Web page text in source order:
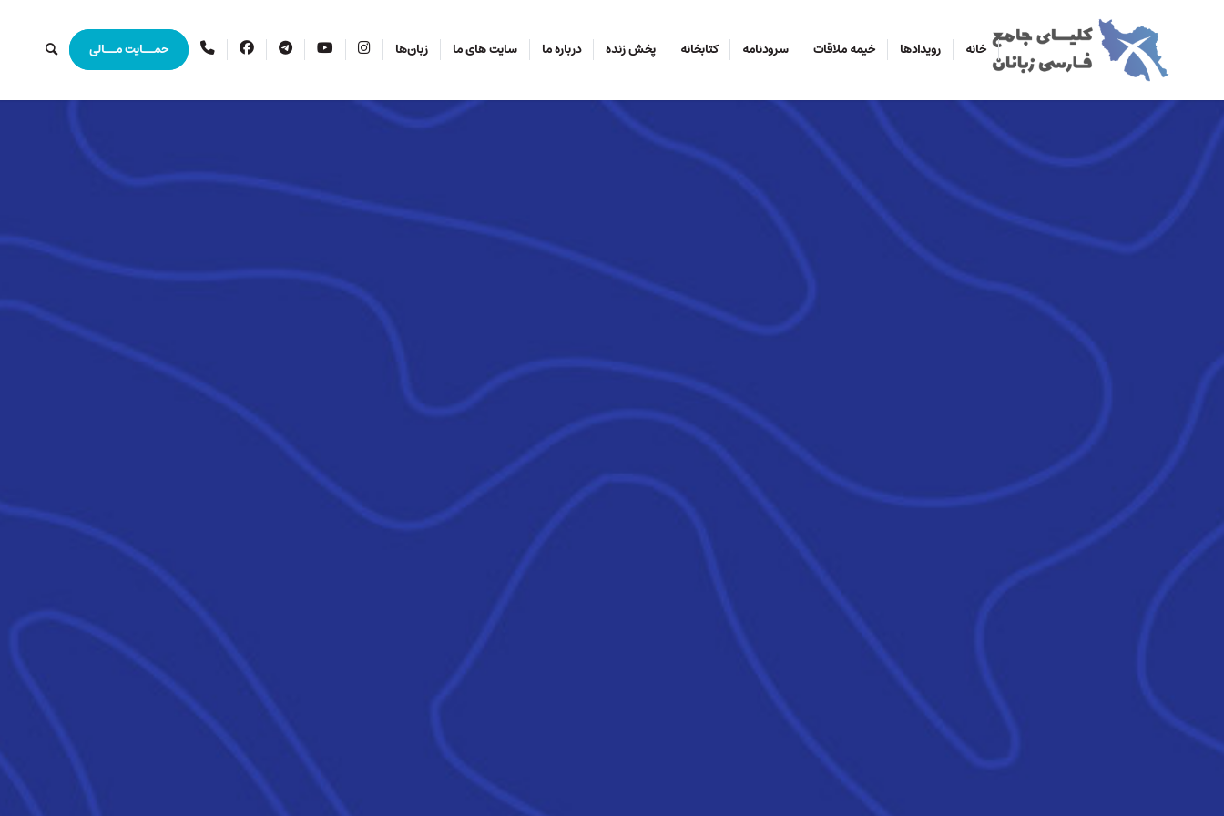
خانه رویدادها خیمه ملاقات سرودنامه کتابخانه پخش زنده درباره ما سایت های ما زبان‌ها اینستاگرامیوتیوبتلگرام فیس ارتباط حمــایت مــالی